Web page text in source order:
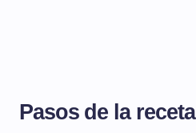
Pasos de la receta